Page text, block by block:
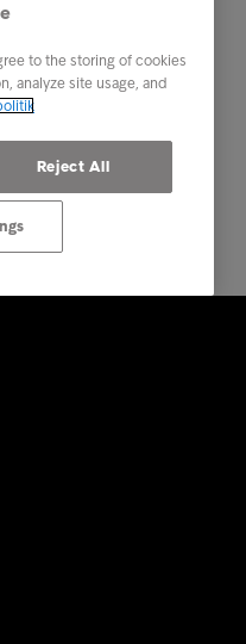
to the storing of cookies
analyze site usage, and
Reject All